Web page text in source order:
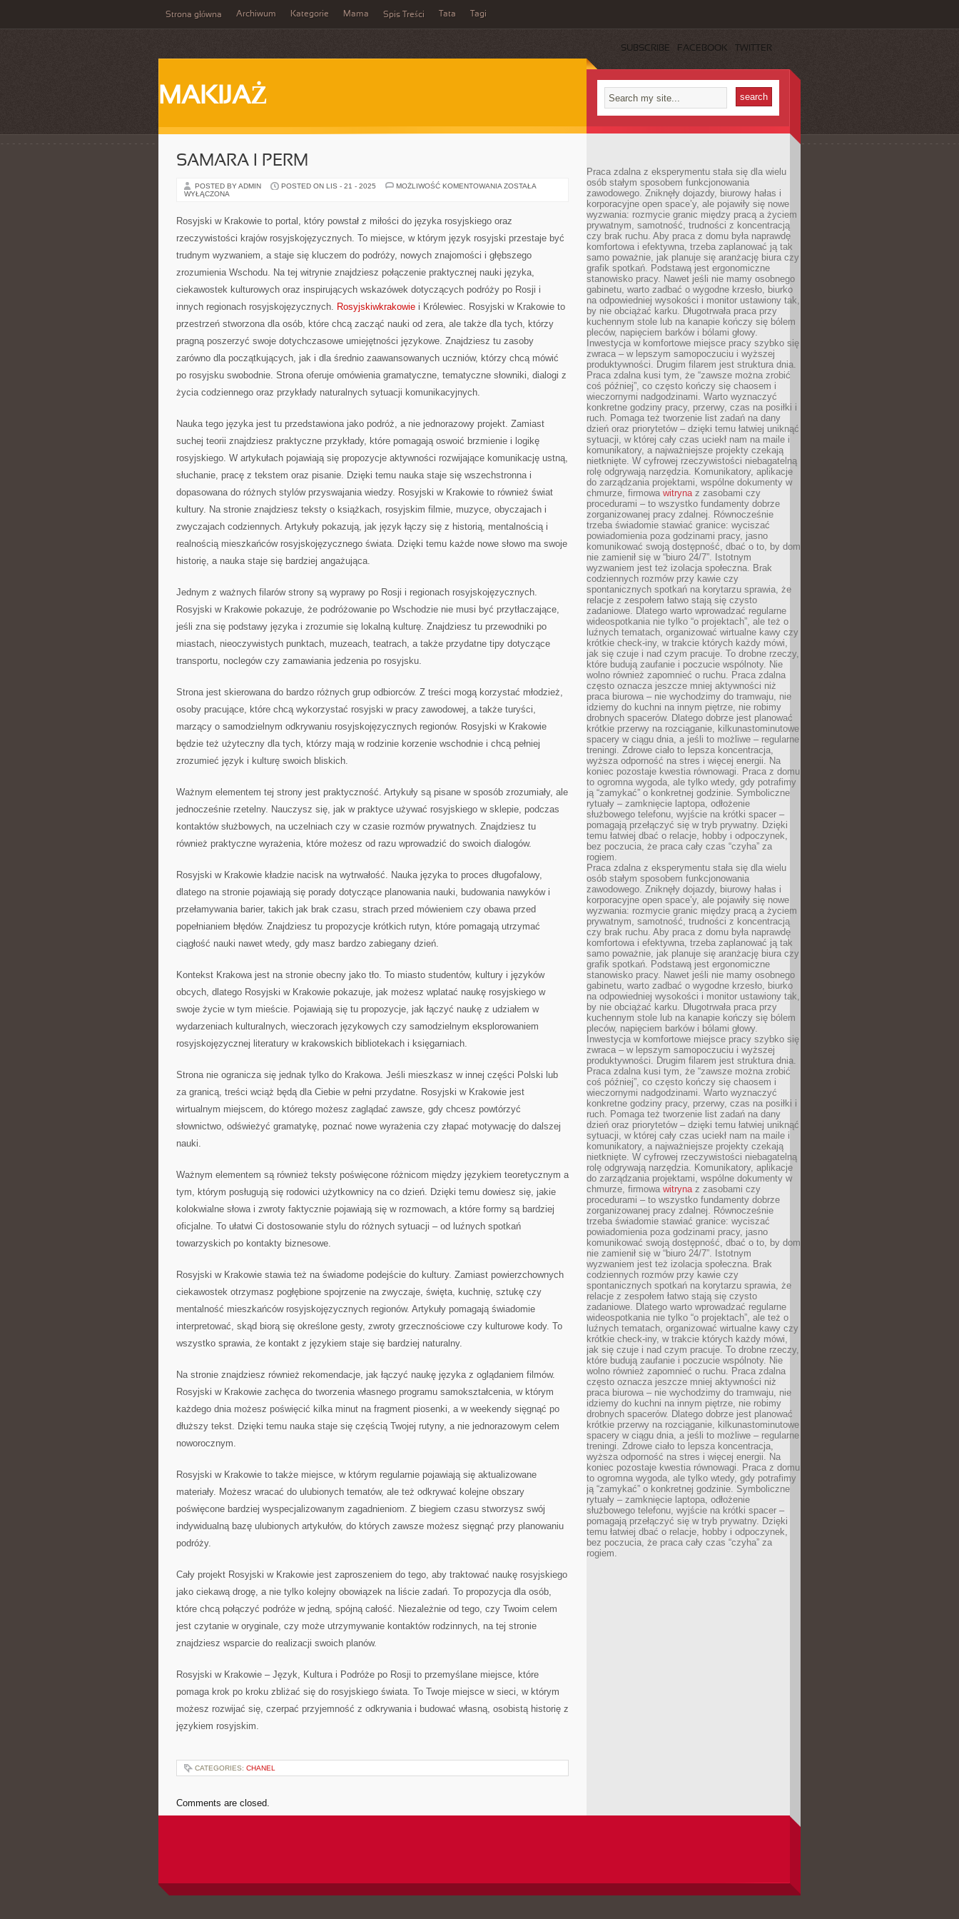
Strona główna Archiwum Kategorie Mama Spis Treści Tata Tagi
SUBSCRIBE FACEBOOK TWITTER
MAKIJAŻ
SAMARA I PERM
POSTED BY ADMIN POSTED ON LIS - 21 - 2025 MOŻLIWOŚĆ KOMENTOWANIA SAMARA
ZOSTAŁA
WYŁĄCZONA
Rosyjski w Krakowie to portal, który powstał z miłości do języka rosyjskiego oraz
rzeczywistości krajów rosyjskojęzycznych. To miejsce, w którym język rosyjski przestaje być
trudnym wyzwaniem, a staje się kluczem do podróży, nowych znajomości i głębszego
zrozumienia Wschodu. Na tej witrynie znajdziesz połączenie praktycznej nauki języka,
ciekawostek kulturowych oraz inspirujących wskazówek dotyczących podróży po Rosji i
innych regionach rosyjskojęzycznych. Rosyjskiwkrakowie i Królewiec. Rosyjski w Krakowie to
przestrzeń stworzona dla osób, które chcą zacząć nauki od zera, ale także dla tych, którzy
pragną poszerzyć swoje dotychczasowe umiejętności językowe. Znajdziesz tu zasoby
zarówno dla początkujących, jak i dla średnio zaawansowanych uczniów, którzy chcą mówić
po rosyjsku swobodnie. Strona oferuje omówienia gramatyczne, tematyczne słowniki, dialogi z
życia codziennego oraz przykłady naturalnych sytuacji komunikacyjnych.
Nauka tego języka jest tu przedstawiona jako podróż, a nie jednorazowy projekt. Zamiast
suchej teorii znajdziesz praktyczne przykłady, które pomagają oswoić brzmienie i logikę
rosyjskiego. W artykułach pojawiają się propozycje aktywności rozwijające komunikację ustną,
słuchanie, pracę z tekstem oraz pisanie. Dzięki temu nauka staje się wszechstronna i
dopasowana do różnych stylów przyswajania wiedzy. Rosyjski w Krakowie to również świat
kultury. Na stronie znajdziesz teksty o książkach, rosyjskim filmie, muzyce, obyczajach i
zwyczajach codziennych. Artykuły pokazują, jak język łączy się z historią, mentalnością i
realnością mieszkańców rosyjskojęzycznego świata. Dzięki temu każde nowe słowo ma swoje
historię, a nauka staje się bardziej angażująca.
Jednym z ważnych filarów strony są wyprawy po Rosji i regionach rosyjskojęzycznych.
Rosyjski w Krakowie pokazuje, że podróżowanie po Wschodzie nie musi być przytłaczające,
jeśli zna się podstawy języka i zrozumie się lokalną kulturę. Znajdziesz tu przewodniki po
miastach, nieoczywistych punktach, muzeach, teatrach, a także przydatne tipy dotyczące
transportu, noclegów czy zamawiania jedzenia po rosyjsku.
Strona jest skierowana do bardzo różnych grup odbiorców. Z treści mogą korzystać młodzież,
osoby pracujące, które chcą wykorzystać rosyjski w pracy zawodowej, a także turyści,
marzący o samodzielnym odkrywaniu rosyjskojęzycznych regionów. Rosyjski w Krakowie
będzie też użyteczny dla tych, którzy mają w rodzinie korzenie wschodnie i chcą pełniej
zrozumieć język i kulturę swoich bliskich.
Ważnym elementem tej strony jest praktyczność. Artykuły są pisane w sposób zrozumiały, ale
jednocześnie rzetelny. Nauczysz się, jak w praktyce używać rosyjskiego w sklepie, podczas
kontaktów służbowych, na uczelniach czy w czasie rozmów prywatnych. Znajdziesz tu
również praktyczne wyrażenia, które możesz od razu wprowadzić do swoich dialogów.
Rosyjski w Krakowie kładzie nacisk na wytrwałość. Nauka języka to proces długofalowy,
dlatego na stronie pojawiają się porady dotyczące planowania nauki, budowania nawyków i
przełamywania barier, takich jak brak czasu, strach przed mówieniem czy obawa przed
popełnianiem błędów. Znajdziesz tu propozycje krótkich rutyn, które pomagają utrzymać
ciągłość nauki nawet wtedy, gdy masz bardzo zabiegany dzień.
Kontekst Krakowa jest na stronie obecny jako tło. To miasto studentów, kultury i języków
obcych, dlatego Rosyjski w Krakowie pokazuje, jak możesz wplatać naukę rosyjskiego w
swoje życie w tym mieście. Pojawiają się tu propozycje, jak łączyć naukę z udziałem w
wydarzeniach kulturalnych, wieczorach językowych czy samodzielnym eksplorowaniem
rosyjskojęzycznej literatury w krakowskich bibliotekach i księgarniach.
Strona nie ogranicza się jednak tylko do Krakowa. Jeśli mieszkasz w innej części Polski lub
za granicą, treści wciąż będą dla Ciebie w pełni przydatne. Rosyjski w Krakowie jest
wirtualnym miejscem, do którego możesz zaglądać zawsze, gdy chcesz powtórzyć
słownictwo, odświeżyć gramatykę, poznać nowe wyrażenia czy złapać motywację do dalszej
nauki.
Ważnym elementem są również teksty poświęcone różnicom między językiem teoretycznym a
tym, którym posługują się rodowici użytkownicy na co dzień. Dzięki temu dowiesz się, jakie
kolokwialne słowa i zwroty faktycznie pojawiają się w rozmowach, a które formy są bardziej
oficjalne. To ułatwi Ci dostosowanie stylu do różnych sytuacji – od luźnych spotkań
towarzyskich po kontakty biznesowe.
Rosyjski w Krakowie stawia też na świadome podejście do kultury. Zamiast powierzchownych
ciekawostek otrzymasz pogłębione spojrzenie na zwyczaje, święta, kuchnię, sztukę czy
mentalność mieszkańców rosyjskojęzycznych regionów. Artykuły pomagają świadomie
interpretować, skąd biorą się określone gesty, zwroty grzecznościowe czy kulturowe kody. To
wszystko sprawia, że kontakt z językiem staje się bardziej naturalny.
Na stronie znajdziesz również rekomendacje, jak łączyć naukę języka z oglądaniem filmów.
Rosyjski w Krakowie zachęca do tworzenia własnego programu samokształcenia, w którym
każdego dnia możesz poświęcić kilka minut na fragment piosenki, a w weekendy sięgnąć po
dłuższy tekst. Dzięki temu nauka staje się częścią Twojej rutyny, a nie jednorazowym celem
noworocznym.
Rosyjski w Krakowie to także miejsce, w którym regularnie pojawiają się aktualizowane
materiały. Możesz wracać do ulubionych tematów, ale też odkrywać kolejne obszary
poświęcone bardziej wyspecjalizowanym zagadnieniom. Z biegiem czasu stworzysz swój
indywidualną bazę ulubionych artykułów, do których zawsze możesz sięgnąć przy planowaniu
podróży.
Cały projekt Rosyjski w Krakowie jest zaproszeniem do tego, aby traktować naukę rosyjskiego
jako ciekawą drogę, a nie tylko kolejny obowiązek na liście zadań. To propozycja dla osób,
które chcą połączyć podróże w jedną, spójną całość. Niezależnie od tego, czy Twoim celem
jest czytanie w oryginale, czy może utrzymywanie kontaktów rodzinnych, na tej stronie
znajdziesz wsparcie do realizacji swoich planów.
Rosyjski w Krakowie – Język, Kultura i Podróże po Rosji to przemyślane miejsce, które
pomaga krok po kroku zbliżać się do rosyjskiego świata. To Twoje miejsce w sieci, w którym
możesz rozwijać się, czerpać przyjemność z odkrywania i budować własną, osobistą historię z
językiem rosyjskim.
CATEGORIES: CHANEL
Comments are closed.
Praca zdalna z eksperymentu stała się dla wielu
osób stałym sposobem funkcjonowania
zawodowego. Zniknęły dojazdy, biurowy hałas i
korporacyjne open space’y, ale pojawiły się nowe
wyzwania: rozmycie granic między pracą a życiem
prywatnym, samotność, trudności z koncentracją
czy brak ruchu. Aby praca z domu była naprawdę
komfortowa i efektywna, trzeba zaplanować ją tak
samo poważnie, jak planuje się aranżację biura czy
grafik spotkań. Podstawą jest ergonomiczne
stanowisko pracy. Nawet jeśli nie mamy osobnego
gabinetu, warto zadbać o wygodne krzesło, biurko
na odpowiedniej wysokości i monitor ustawiony tak,
by nie obciążać karku. Długotrwała praca przy
kuchennym stole lub na kanapie kończy się bólem
pleców, napięciem barków i bólami głowy.
Inwestycja w komfortowe miejsce pracy szybko się
zwraca – w lepszym samopoczuciu i wyższej
produktywności. Drugim filarem jest struktura dnia.
Praca zdalna kusi tym, że “zawsze można zrobić
coś później”, co często kończy się chaosem i
wieczornymi nadgodzinami. Warto wyznaczyć
konkretne godziny pracy, przerwy, czas na posiłki i
ruch. Pomaga też tworzenie list zadań na dany
dzień oraz priorytetów – dzięki temu łatwiej uniknąć
sytuacji, w której cały czas uciekł nam na maile i
komunikatory, a najważniejsze projekty czekają
nietknięte. W cyfrowej rzeczywistości niebagatelną
rolę odgrywają narzędzia. Komunikatory, aplikacje
do zarządzania projektami, wspólne dokumenty w
chmurze, firmowa witrynaz zasobami czy
procedurami – to wszystko fundamenty dobrze
zorganizowanej pracy zdalnej. Równocześnie
trzeba świadomie stawiać granice: wyciszać
powiadomienia poza godzinami pracy, jasno
komunikować swoją dostępność, dbać o to, by dom
nie zamienił się w “biuro 24/7”. Istotnym
wyzwaniem jest też izolacja społeczna. Brak
codziennych rozmów przy kawie czy
spontanicznych spotkań na korytarzu sprawia, że
relacje z zespołem łatwo stają się czysto
zadaniowe. Dlatego warto wprowadzać regularne
wideospotkania nie tylko “o projektach”, ale też o
luźnych tematach, organizować wirtualne kawy czy
krótkie check-iny, w trakcie których każdy mówi,
jak się czuje i nad czym pracuje. To drobne rzeczy,
które budują zaufanie i poczucie wspólnoty. Nie
wolno również zapomnieć o ruchu. Praca zdalna
często oznacza jeszcze mniej aktywności niż
praca biurowa – nie wychodzimy do tramwaju, nie
idziemy do kuchni na innym piętrze, nie robimy
drobnych spacerów. Dlatego dobrze jest planować
krótkie przerwy na rozciąganie, kilkunastominutowe
spacery w ciągu dnia, a jeśli to możliwe – regularne
treningi. Zdrowe ciało to lepsza koncentracja,
wyższa odporność na stres i więcej energii. Na
koniec pozostaje kwestia równowagi. Praca z domu
to ogromna wygoda, ale tylko wtedy, gdy potrafimy
ją “zamykać” o konkretnej godzinie. Symboliczne
rytuały – zamknięcie laptopa, odłożenie
służbowego telefonu, wyjście na krótki spacer –
pomagają przełączyć się w tryb prywatny. Dzięki
temu łatwiej dbać o relacje, hobby i odpoczynek,
bez poczucia, że praca cały czas “czyha” za
rogiem.
Praca zdalna z eksperymentu stała się dla wielu
osób stałym sposobem funkcjonowania
zawodowego. Zniknęły dojazdy, biurowy hałas i
korporacyjne open space’y, ale pojawiły się nowe
wyzwania: rozmycie granic między pracą a życiem
prywatnym, samotność, trudności z koncentracją
czy brak ruchu. Aby praca z domu była naprawdę
komfortowa i efektywna, trzeba zaplanować ją tak
samo poważnie, jak planuje się aranżację biura czy
grafik spotkań. Podstawą jest ergonomiczne
stanowisko pracy. Nawet jeśli nie mamy osobnego
gabinetu, warto zadbać o wygodne krzesło, biurko
na odpowiedniej wysokości i monitor ustawiony tak,
by nie obciążać karku. Długotrwała praca przy
kuchennym stole lub na kanapie kończy się bólem
pleców, napięciem barków i bólami głowy.
Inwestycja w komfortowe miejsce pracy szybko się
zwraca – w lepszym samopoczuciu i wyższej
produktywności. Drugim filarem jest struktura dnia.
Praca zdalna kusi tym, że “zawsze można zrobić
coś później”, co często kończy się chaosem i
wieczornymi nadgodzinami. Warto wyznaczyć
konkretne godziny pracy, przerwy, czas na posiłki i
ruch. Pomaga też tworzenie list zadań na dany
dzień oraz priorytetów – dzięki temu łatwiej uniknąć
sytuacji, w której cały czas uciekł nam na maile i
komunikatory, a najważniejsze projekty czekają
nietknięte. W cyfrowej rzeczywistości niebagatelną
rolę odgrywają narzędzia. Komunikatory, aplikacje
do zarządzania projektami, wspólne dokumenty w
chmurze, firmowa witrynaz zasobami czy
procedurami – to wszystko fundamenty dobrze
zorganizowanej pracy zdalnej. Równocześnie
trzeba świadomie stawiać granice: wyciszać
powiadomienia poza godzinami pracy, jasno
komunikować swoją dostępność, dbać o to, by dom
nie zamienił się w “biuro 24/7”. Istotnym
wyzwaniem jest też izolacja społeczna. Brak
codziennych rozmów przy kawie czy
spontanicznych spotkań na korytarzu sprawia, że
relacje z zespołem łatwo stają się czysto
zadaniowe. Dlatego warto wprowadzać regularne
wideospotkania nie tylko “o projektach”, ale też o
luźnych tematach, organizować wirtualne kawy czy
krótkie check-iny, w trakcie których każdy mówi,
jak się czuje i nad czym pracuje. To drobne rzeczy,
które budują zaufanie i poczucie wspólnoty. Nie
wolno również zapomnieć o ruchu. Praca zdalna
często oznacza jeszcze mniej aktywności niż
praca biurowa – nie wychodzimy do tramwaju, nie
idziemy do kuchni na innym piętrze, nie robimy
drobnych spacerów. Dlatego dobrze jest planować
krótkie przerwy na rozciąganie, kilkunastominutowe
spacery w ciągu dnia, a jeśli to możliwe – regularne
treningi. Zdrowe ciało to lepsza koncentracja,
wyższa odporność na stres i więcej energii. Na
koniec pozostaje kwestia równowagi. Praca z domu
to ogromna wygoda, ale tylko wtedy, gdy potrafimy
ją “zamykać” o konkretnej godzinie. Symboliczne
rytuały – zamknięcie laptopa, odłożenie
służbowego telefonu, wyjście na krótki spacer –
pomagają przełączyć się w tryb prywatny. Dzięki
temu łatwiej dbać o relacje, hobby i odpoczynek,
bez poczucia, że praca cały czas “czyha” za
rogiem.